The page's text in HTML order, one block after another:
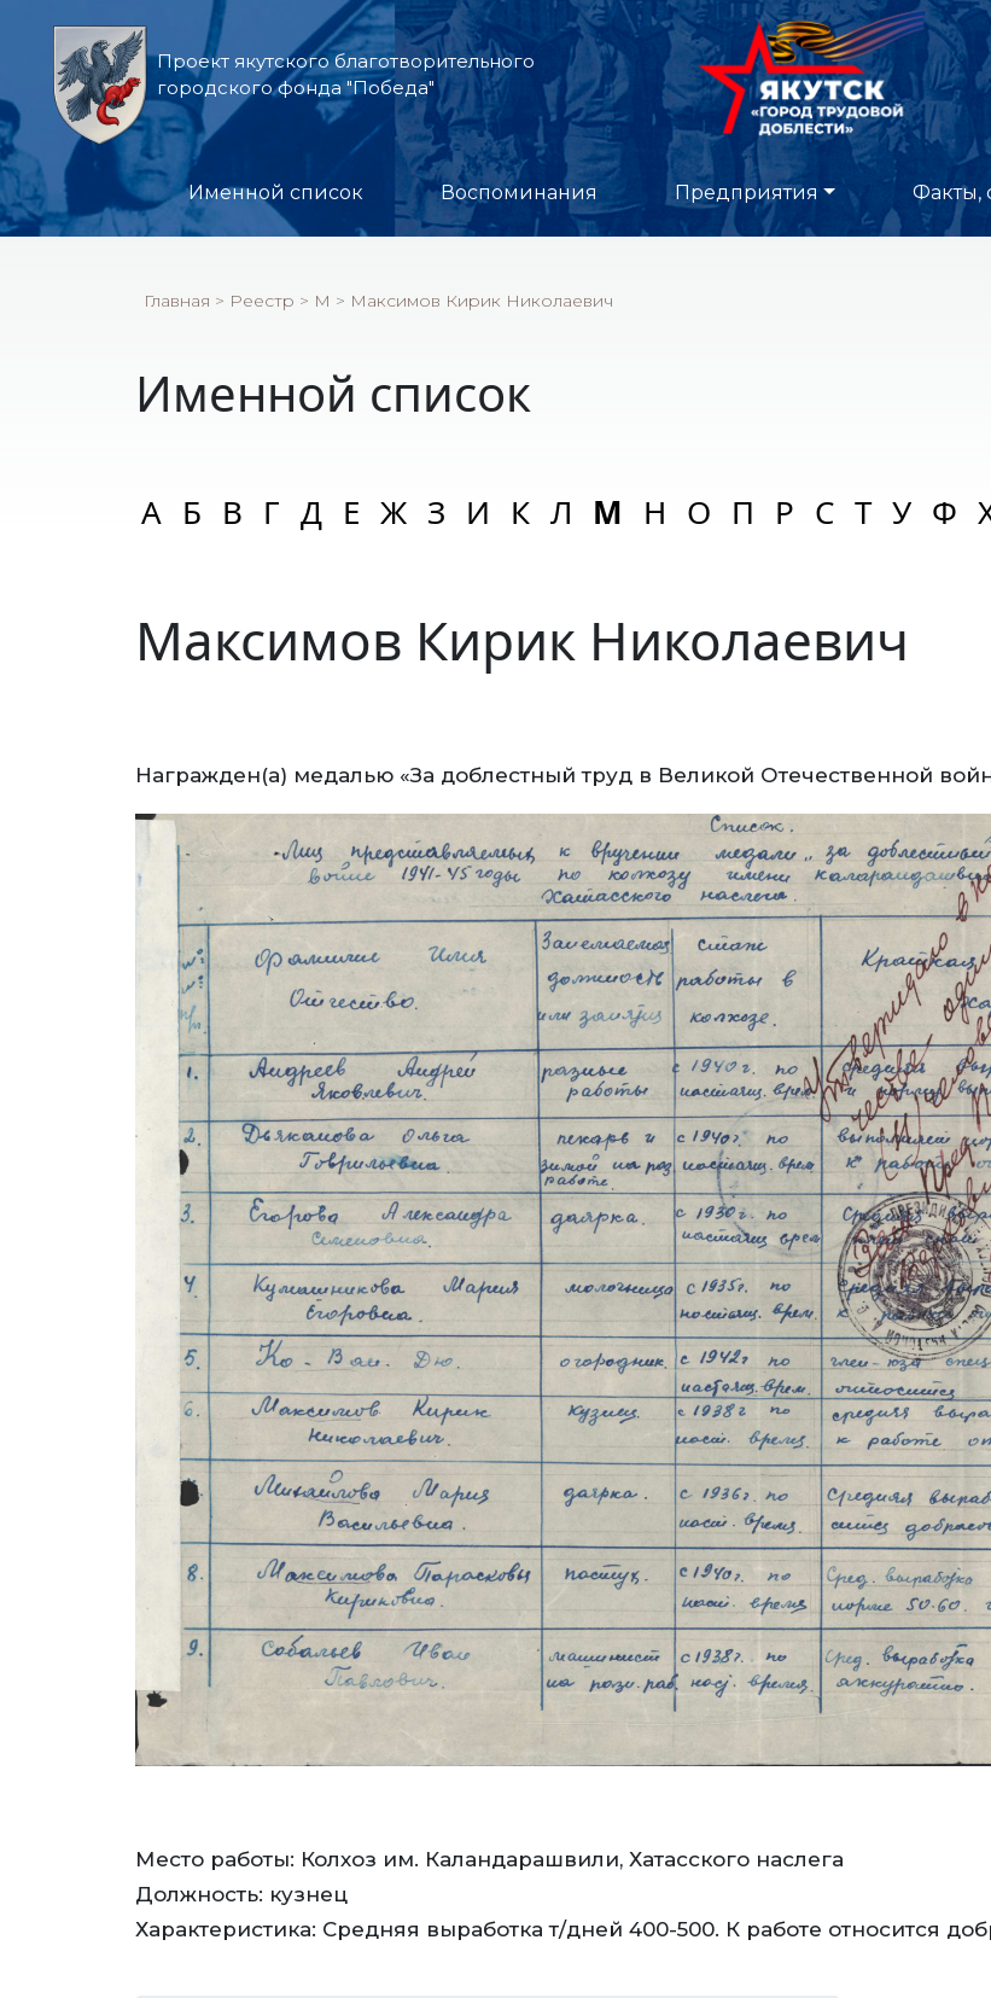
Проект якутского благотворительного
городского фонда "Победа"
Именной список Воспоминания Предприятия Факты,
Главная > Реестр > М > Максимов Кирик Николаевич
Именной список
А Б В Г Д Е Ж З И К Л М Н О П Р С Т У Ф
Максимов Кирик Николаевич
Награжден(а) медалью «За доблестный труд в Великой Отечественной
Место работы: Колхоз им. Каландарашвили, Хатасского наслега
Должность: кузнец
Характеристика: Средняя выработка т/дней 400-500. К работе относится